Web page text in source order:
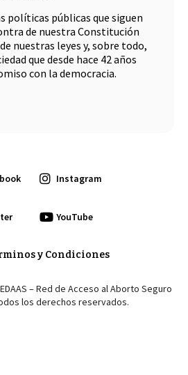
políticas públicas que siguen
de nuestra Constitución
nuestras leyes y, sobre todo,
que desde hace 42 años
con la democracia.
Instagram
YouTube
y Condiciones
– Red de Acceso al Aborto Seguro
los derechos reservados.